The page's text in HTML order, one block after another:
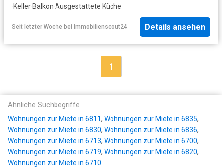
·Keller·Balkon·Ausgestattete Küche
Seit letzter Woche bei Immobilienscout24 Details ansehen
1
Ähnliche Suchbegriffe
Wohnungen zur Miete in 6811, Wohnungen zur Miete in 6835,
Wohnungen zur Miete in 6830, Wohnungen zur Miete in 6836,
Wohnungen zur Miete in 6713, Wohnungen zur Miete in 6700,
Wohnungen zur Miete in 6719, Wohnungen zur Miete in 6820,
Wohnungen zur Miete in 6710